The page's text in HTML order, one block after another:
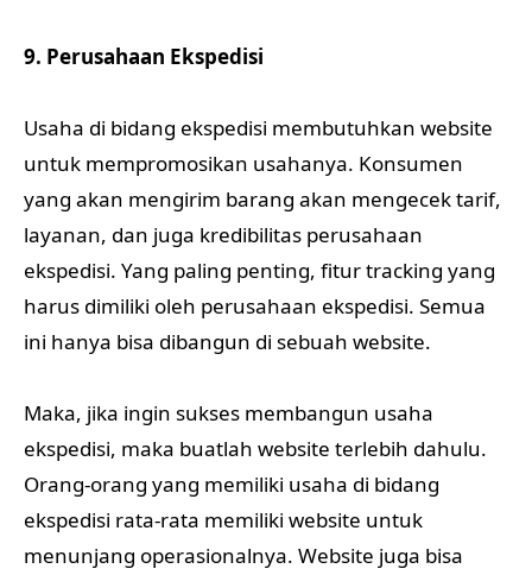
9. Perusahaan Ekspedisi
Usaha di bidang ekspedisi membutuhkan website
untuk mempromosikan usahanya. Konsumen
yang akan mengirim barang akan mengecek tarif,
layanan, dan juga kredibilitas perusahaan
ekspedisi. Yang paling penting, fitur tracking yang
harus dimiliki oleh perusahaan ekspedisi. Semua
ini hanya bisa dibangun di sebuah website.
Maka, jika ingin sukses membangun usaha
ekspedisi, maka buatlah website terlebih dahulu.
Orang-orang yang memiliki usaha di bidang
ekspedisi rata-rata memiliki website untuk
menunjang operasionalnya. Website juga bisa